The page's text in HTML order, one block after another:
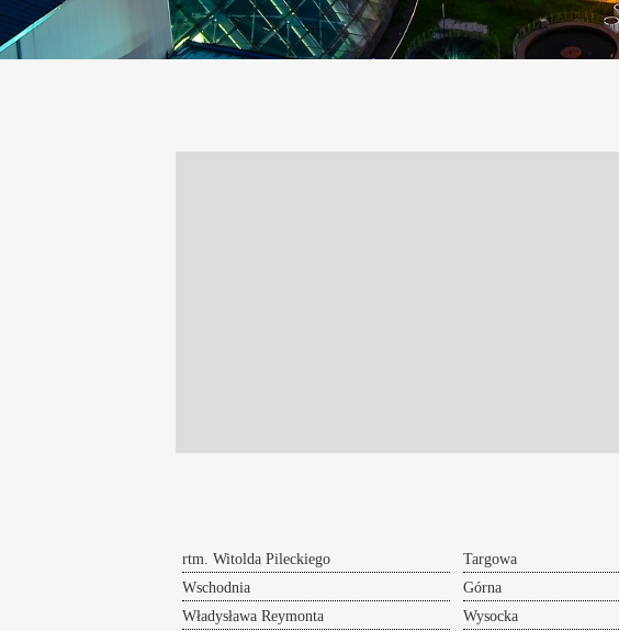
rtm. Witolda Pileckiego Targowa
Wschodnia
Górna
Władysława Reymonta
Wysocka